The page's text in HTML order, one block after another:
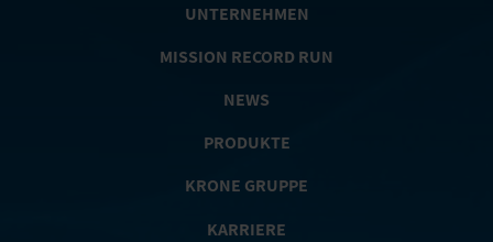
UNTERNEHMEN
MISSION RECORD RUN
NEWS
PRODUKTE
KRONE GRUPPE
KARRIERE